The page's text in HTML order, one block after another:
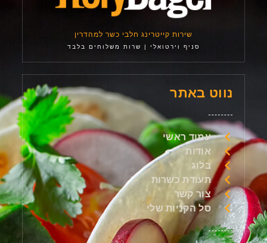
נווט באתר
עמוד ראשי
אודות
בלוג
תעודת כשרות
צור קשר
סל הקניות שלי
שירות קייטרינג חלבי כשר למהדרין
סניף וירטואלי | שרות משלוחים בלבד